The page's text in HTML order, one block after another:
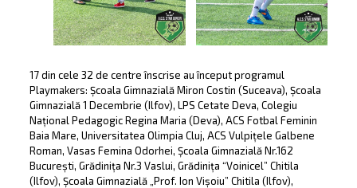
17 din cele 32 de centre înscrise au început programul
Playmakers: Școala Gimnazială Miron Costin (Suceava), Școala
Gimnazială 1 Decembrie (Ilfov), LPS Cetate Deva, Colegiu
Național Pedagogic Regina Maria (Deva), ACS Fotbal Feminin
Baia Mare, Universitatea Olimpia Cluj, ACS Vulpițele Galbene
Roman, Vasas Femina Odorhei, Școala Gimnazială Nr.162
București, Grădinița Nr.3 Vaslui, Grădinița “Voinicel” Chitila
(Ilfov), Școala Gimnazială „Prof. Ion Vișoiu” Chitila (Ilfov),